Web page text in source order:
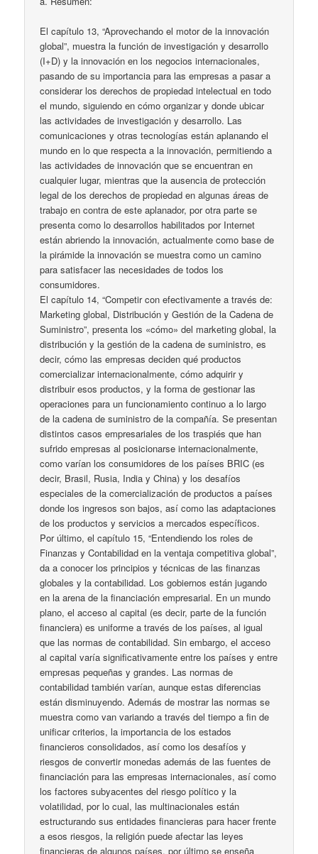
El capítulo 13, “Aprovechando el motor de la innovación
global”, muestra la función de investigación y desarrollo
(I+D) y la innovación en los negocios internacionales,
pasando de su importancia para las empresas a pasar a
considerar los derechos de propiedad intelectual en todo
el mundo, siguiendo en cómo organizar y donde ubicar
las actividades de investigación y desarrollo. Las
comunicaciones y otras tecnologías están aplanando el
mundo en lo que respecta a la innovación, permitiendo a
las actividades de innovación que se encuentran en
cualquier lugar, mientras que la ausencia de protección
legal de los derechos de propiedad en algunas áreas de
trabajo en contra de este aplanador, por otra parte se
presenta como lo desarrollos habilitados por Internet
están abriendo la innovación, actualmente como base de
la pirámide la innovación se muestra como un camino
para satisfacer las necesidades de todos los
consumidores.
El capítulo 14, “Competir con efectivamente a través de:
Marketing global, Distribución y Gestión de la Cadena de
Suministro”, presenta los «cómo» del marketing global, la
distribución y la gestión de la cadena de suministro, es
decir, cómo las empresas deciden qué productos
comercializar internacionalmente, cómo adquirir y
distribuir esos productos, y la forma de gestionar las
operaciones para un funcionamiento continuo a lo largo
de la cadena de suministro de la compañía. Se presentan
distintos casos empresariales de los traspiés que han
sufrido empresas al posicionarse internacionalmente,
como varían los consumidores de los países BRIC (es
decir, Brasil, Rusia, India y China) y los desafíos
especiales de la comercialización de productos a países
donde los ingresos son bajos, así como las adaptaciones
de los productos y servicios a mercados específicos.
Por último, el capítulo 15, “Entendiendo los roles de
Finanzas y Contabilidad en la ventaja competitiva global”,
da a conocer los principios y técnicas de las finanzas
globales y la contabilidad. Los gobiernos están jugando
en la arena de la financiación empresarial. En un mundo
plano, el acceso al capital (es decir, parte de la función
financiera) es uniforme a través de los países, al igual
que las normas de contabilidad. Sin embargo, el acceso
al capital varía significativamente entre los países y entre
empresas pequeñas y grandes. Las normas de
contabilidad también varían, aunque estas diferencias
están disminuyendo. Además de mostrar las normas se
muestra como van variando a través del tiempo a fin de
unificar criterios, la importancia de los estados
financieros consolidados, así como los desafíos y
riesgos de convertir monedas además de las fuentes de
financiación para las empresas internacionales, así como
los factores subyacentes del riesgo político y la
volatilidad, por lo cual, las multinacionales están
estructurando sus entidades financieras para hacer frente
a esos riesgos, la religión puede afectar las leyes
financieras de algunos países, por último se enseña